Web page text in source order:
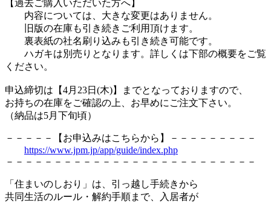
【過去ご購入いただいた方へ】
内容については、大きな変更はありません。
旧版の在庫も引き続きご利用頂けます。
裏表紙の社名刷り込みも引き続き可能です。
ハガキは別売りとなります。詳しくは下部の概要をご覧
ください。
申込締切は【4月23日(木)】までとなっておりますので、
お持ちの在庫をご確認の上、お早めにご注文下さい。
（納品は5月下旬頃）
－－－－－【お申込みはこちらから】－－－－－－－－－
https://www.jpm.jp/app/guide/index.php
－－－－－－－－－－－－－－－－－－－－－－－－－－
「住まいのしおり」は、引っ越し手続きから
共同生活のルール・解約手順まで、入居者が